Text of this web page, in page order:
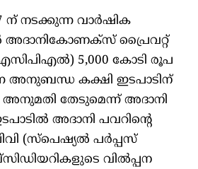
നടക്കുന്ന വാർഷിക
പ്രൈവറ്റ്
5,000 കോടി രൂപ
അനുബന്ധ കക്ഷി ഇടപാടിന്
തേടുമെന്ന് അദാനി
അദാനി പവറിന്റെ
(സ്പെഷ്യൽ പർപ്പസ്
വിൽപ്പന